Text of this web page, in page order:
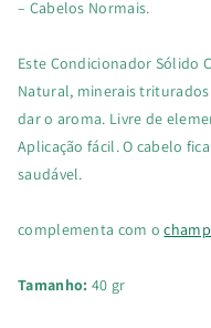
– Cabelos Normais.
Este Condicionador Sólido
Natural, minerais triturados
dar o aroma. Livre de
Aplicação fácil. O cabelo
saudável.
complementa com o
Tamanho: 40 gr